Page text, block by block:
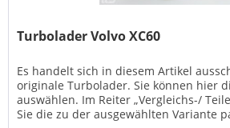
Turbolader Volvo XC60
Es handelt sich in diesem Artikel
originale Turbolader. Sie können hier
auswählen. Im Reiter „Vergleichs-/
Sie die zu der ausgewählten Variante